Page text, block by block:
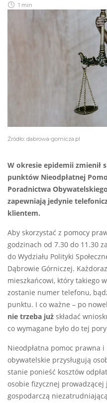
1 min
Źródło: dabrowa-gornicza.pl
W okresie epidemii zmienił
punktów Nieodpłatnej
Poradnictwa
zapewniają jedynie
klientem.
Aby skorzystać z pomocy
godzinach od 7.30 do 11.30
do Wydziału Polityki
Dąbrowie Górniczej.
mieszkańcowi, który takiego
zostanie numer telefonu,
punktu. I co ważne – po
nie trzeba już składać
co wymagane było do tej
Nieodpłatna pomoc prawna
obywatelskie przysługują
stanie ponieść kosztów
osobie fizycznej prowadzącej
gospodarczą